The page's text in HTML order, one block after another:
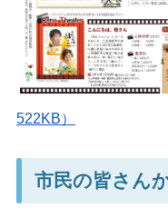
522KB）
市民の皆さん